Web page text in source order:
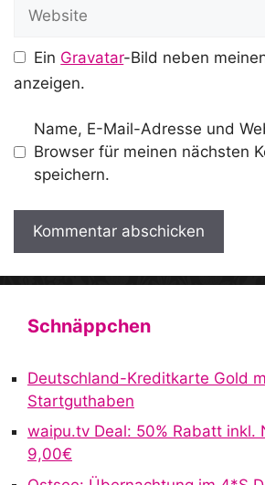
Ein Gravatar-Bild neben
anzeigen.
Name, E-Mail-Adresse und
Browser für meinen nächsten
speichern.
A
n
t
Schnäppchen
Deutschland-Kreditkarte Gold
Startguthaben
waipu.tv Deal: 50% Rabatt inkl.
9,00€